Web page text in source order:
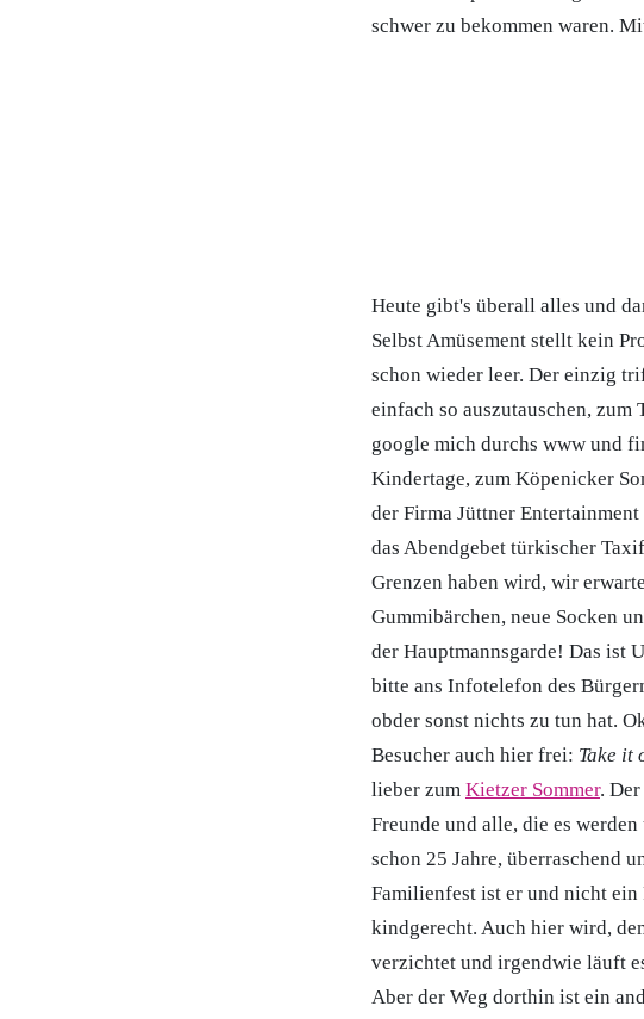
schwer zu bekommen waren.
Heute gibt's überall alles und
Selbst Amüsement stellt kein
schon wieder leer. Der einzig
einfach so auszutauschen, zum
google mich durchs www und
Kindertage, zum Köpenicker
der Firma Jüttner
das Abendgebet türkischer
Grenzen haben wird, wir
Gummibärchen, neue Socken
der Hauptmannsgarde! Das ist
bitte ans Infotelefon des
obder sonst nichts zu tun hat.
Besucher auch hier frei: Take it
lieber zum Kietzer Sommer.
Freunde und alle, die es
schon 25 Jahre, überraschend
Familienfest ist er und nicht ein
kindgerecht. Auch hier wird,
verzichtet und irgendwie läuft
Aber der Weg dorthin ist ein